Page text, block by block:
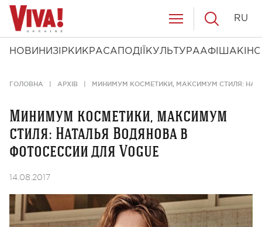
НОВИНИ ЗІРКИ КРАСА ПОДІЇ КУЛЬТУРААФІША КІНО
RU
ГОЛОВНА АРХІВ МИНИМУМ КОСМЕТИКИ, МАКСИМУМ СТИЛЯ:
Минимум косметики, максимум
стиля: Наталья Водянова в
фотосессии для Vogue
14.08.2017